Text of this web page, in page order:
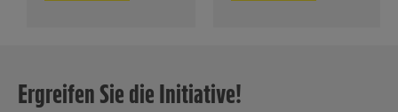
Ergreifen Sie die Initiative!